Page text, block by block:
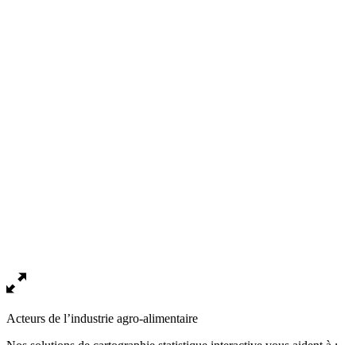
Acteurs de l’industrie agro-alimentaire